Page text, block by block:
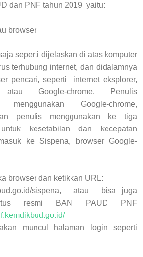
dan PNF tahun 2019 yaitu:
browser
seperti dijelaskan di atas komputer
terhubung internet, dan didalamnya
pencari, seperti internet eksplorer,
Google-chrome. Penulis
menggunakan Google-chrome,
penulis menggunakan ke tiga
kesetabilan dan kecepatan
ke Sispena, browser Google-
browser dan ketikkan URL:
sispena, atau bisa juga
resmi BAN PAUD PNF
muncul halaman login seperti